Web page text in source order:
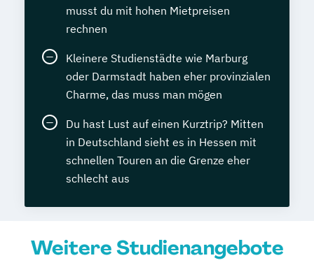
musst du mit hohen Mietpreisen
rechnen
Kleinere Studienstädte wie Marburg
oder Darmstadt haben eher provinzialen
Charme, das muss man mögen
Du hast Lust auf einen Kurztrip? Mitten
in Deutschland sieht es in Hessen mit
schnellen Touren an die Grenze eher
schlecht aus
Weitere Studienangebote